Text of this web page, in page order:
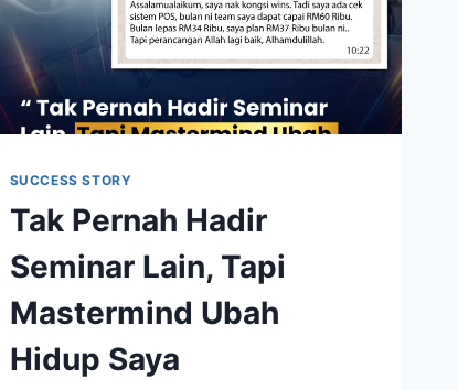
SUCCESS STORY
Tak Pernah Hadir
Seminar Lain, Tapi
Mastermind Ubah
Hidup Saya